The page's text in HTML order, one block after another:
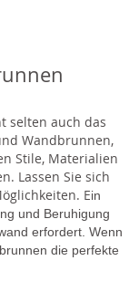
selten auch das
Wandbrunnen,
Stile, Materialien
Lassen Sie sich
Ein
und Beruhigung
erfordert. Wenn
die perfekte